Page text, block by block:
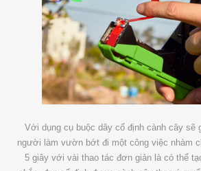
Với dụng cụ buộc dây cố định cành cây sẽ
người làm vườn bớt đi một công việc nhàm
5 giây với vài thao tác đơn giản là có thể